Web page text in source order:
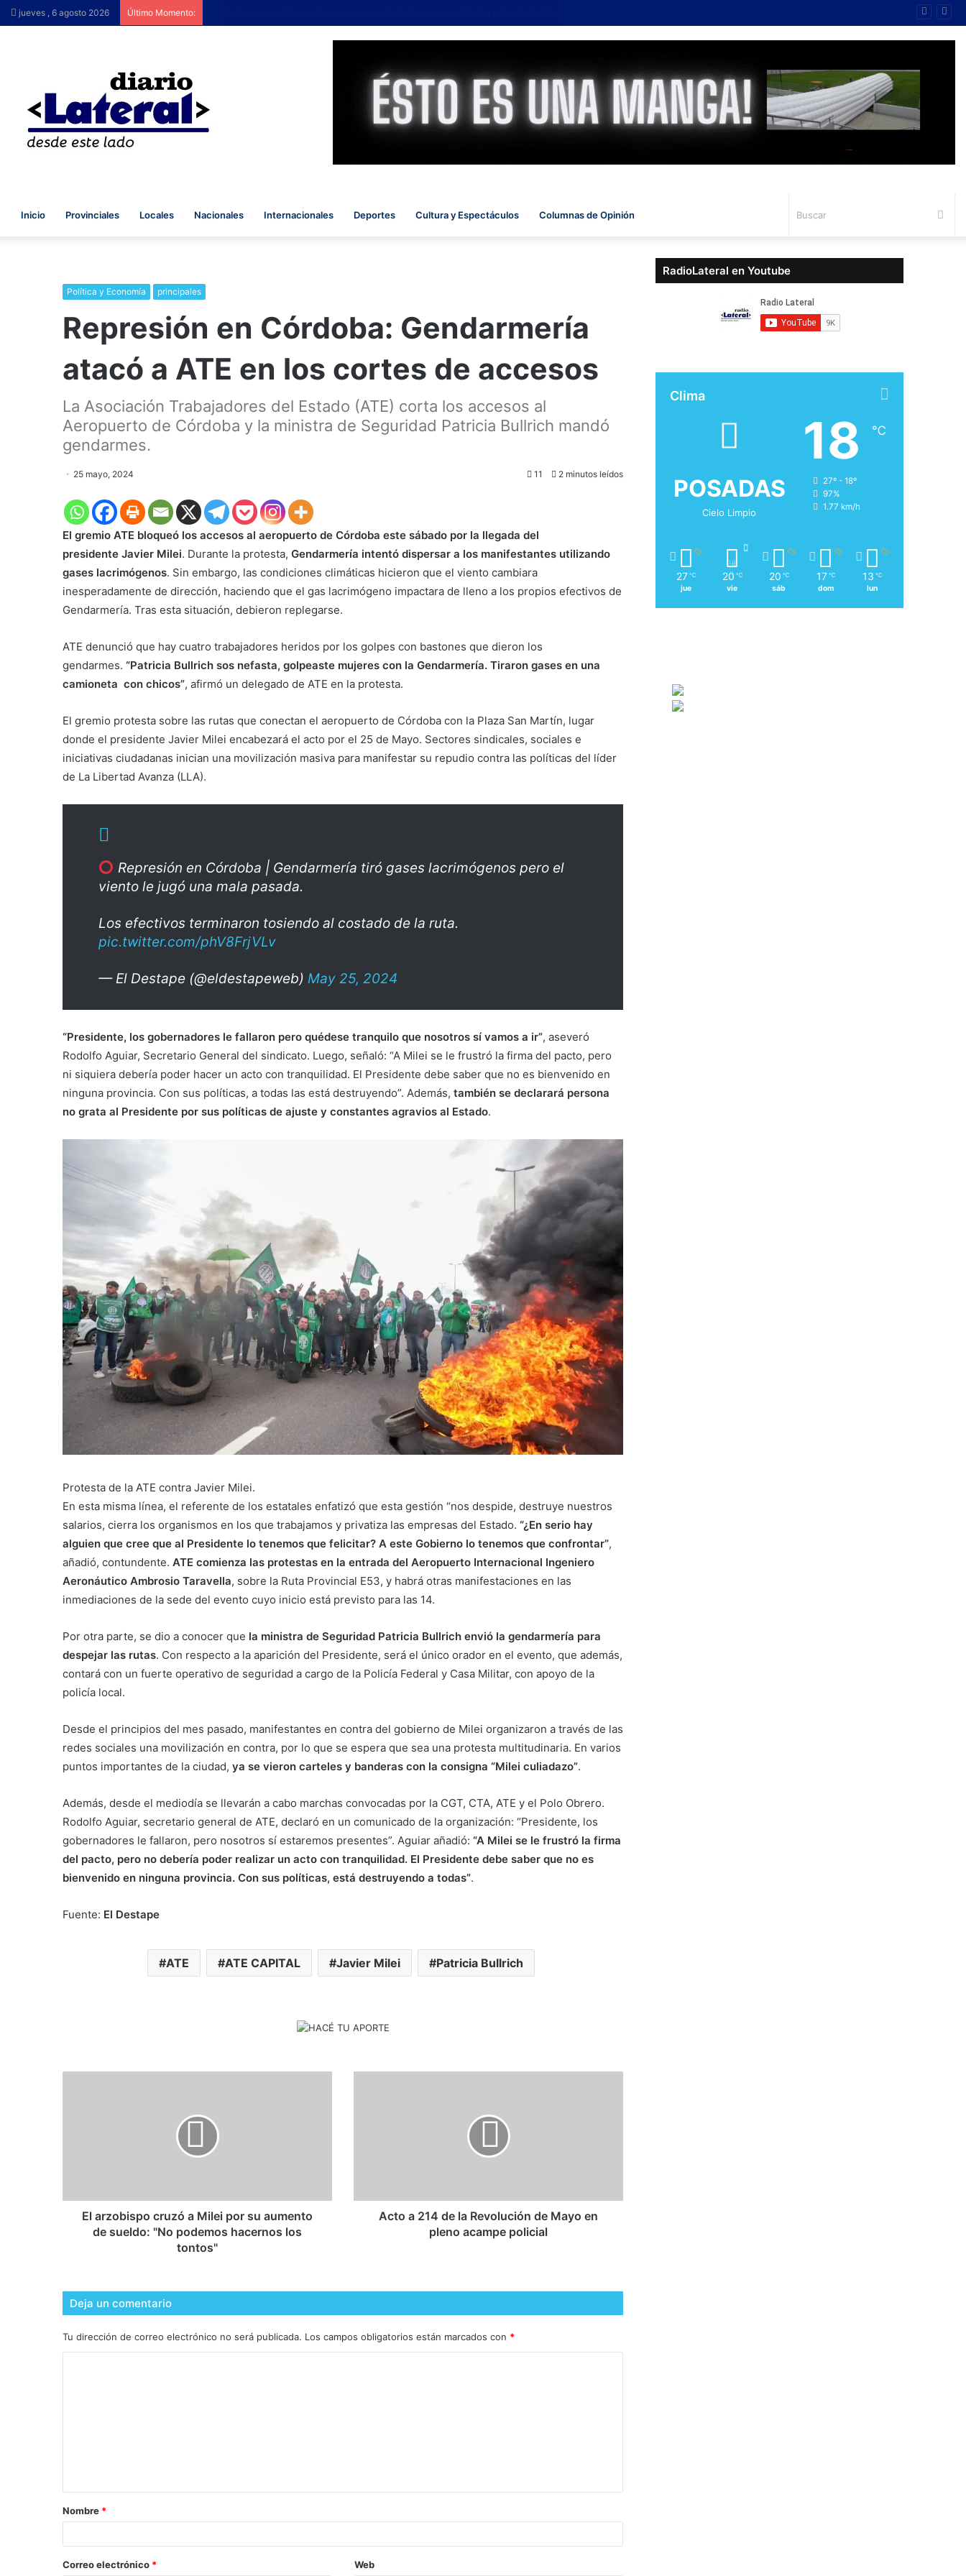
jueves , 6 agosto 2026 Último Momento:
Inicio Provinciales Locales Nacionales Internacionales Deportes Cultura y Espectáculos Columnas de Opinión
Política y Economía principales
Represión en Córdoba: Gendarmería
atacó a ATE en los cortes de accesos
La Asociación Trabajadores del Estado (ATE) corta los accesos al
Aeropuerto de Córdoba y la ministra de Seguridad Patricia Bullrich mandó
gendarmes.
25 mayo, 2024 11 2 minutos leídos
El gremio ATE bloqueó los accesos al aeropuerto de Córdoba este sábado por la llegada del
presidente Javier Milei. Durante la protesta, Gendarmería intentó dispersar a los manifestantes utilizando
gases lacrimógenos. Sin embargo, las condiciones climáticas hicieron que el viento cambiara
inesperadamente de dirección, haciendo que el gas lacrimógeno impactara de lleno a los propios efectivos de
Gendarmería. Tras esta situación, debieron replegarse.
ATE denunció que hay cuatro trabajadores heridos por los golpes con bastones que dieron los
gendarmes. “Patricia Bullrich sos nefasta, golpeaste mujeres con la Gendarmería. Tiraron gases en una
camioneta con chicos”, afirmó un delegado de ATE en la protesta.
El gremio protesta sobre las rutas que conectan el aeropuerto de Córdoba con la Plaza San Martín, lugar
donde el presidente Javier Milei encabezará el acto por el 25 de Mayo. Sectores sindicales, sociales e
iniciativas ciudadanas inician una movilización masiva para manifestar su repudio contra las políticas del líder
de La Libertad Avanza (LLA).
Represión en Córdoba | Gendarmería tiró gases lacrimógenos pero el
viento le jugó una mala pasada.
Los efectivos terminaron tosiendo al costado de la ruta.
pic.twitter.com/phV8FrjVLv
— El Destape (@eldestapeweb) May 25, 2024
“Presidente, los gobernadores le fallaron pero quédese tranquilo que nosotros sí vamos a ir”, aseveró
Rodolfo Aguiar, Secretario General del sindicato. Luego, señaló: “A Milei se le frustró la firma del pacto, pero
ni siquiera debería poder hacer un acto con tranquilidad. El Presidente debe saber que no es bienvenido en
ninguna provincia. Con sus políticas, a todas las está destruyendo”. Además, también se declarará persona
no grata al Presidente por sus políticas de ajuste y constantes agravios al Estado.
Protesta de la ATE contra Javier Milei.
En esta misma línea, el referente de los estatales enfatizó que esta gestión “nos despide, destruye nuestros
salarios, cierra los organismos en los que trabajamos y privatiza las empresas del Estado. “¿En serio hay
alguien que cree que al Presidente lo tenemos que felicitar? A este Gobierno lo tenemos que confrontar”,
añadió, contundente. ATE comienza las protestas en la entrada del Aeropuerto Internacional Ingeniero
Aeronáutico Ambrosio Taravella, sobre la Ruta Provincial E53, y habrá otras manifestaciones en las
inmediaciones de la sede del evento cuyo inicio está previsto para las 14.
Por otra parte, se dio a conocer que la ministra de Seguridad Patricia Bullrich envió la gendarmería para
despejar las rutas. Con respecto a la aparición del Presidente, será el único orador en el evento, que además,
contará con un fuerte operativo de seguridad a cargo de la Policía Federal y Casa Militar, con apoyo de la
policía local.
Desde el principios del mes pasado, manifestantes en contra del gobierno de Milei organizaron a través de las
redes sociales una movilización en contra, por lo que se espera que sea una protesta multitudinaria. En varios
puntos importantes de la ciudad, ya se vieron carteles y banderas con la consigna “Milei culiadazo”.
Además, desde el mediodía se llevarán a cabo marchas convocadas por la CGT, CTA, ATE y el Polo Obrero.
Rodolfo Aguiar, secretario general de ATE, declaró en un comunicado de la organización: “Presidente, los
gobernadores le fallaron, pero nosotros sí estaremos presentes”. Aguiar añadió: “A Milei se le frustró la firma
del pacto, pero no debería poder realizar un acto con tranquilidad. El Presidente debe saber que no es
bienvenido en ninguna provincia. Con sus políticas, está destruyendo a todas”.
Fuente: El Destape
ATE ATE CAPITAL Javier Milei Patricia Bullrich
El arzobispo cruzó a Milei por su aumento
de sueldo: "No podemos hacernos los
tontos"
Acto a 214 de la Revolución de Mayo en
pleno acampe policial
Deja un comentario
Tu dirección de correo electrónico no será publicada. Los campos obligatorios están marcados con *
Nombre *
Correo electrónico * Web
RadioLateral en Youtube
Clima
POSADAS
Cielo Limpio
18 ℃
27º - 18º
97%
1.77 km/h
27 ℃
jue
20 ℃
vie
20 ℃
sáb
17 ℃
dom
13 ℃
lun